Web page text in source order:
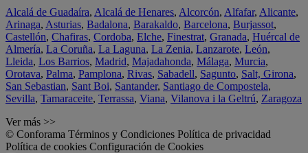
Alcalá de Guadaíra, Alcalá de Henares, Alcorcón, Alfafar, Alicante,
Arinaga, Asturias, Badalona, Barakaldo, Barcelona, Burjassot,
Castellón, Chafiras, Cordoba, Elche, Finestrat, Granada, Huércal de
Almería, La Coruña, La Laguna, La Zenia, Lanzarote, León,
Lleida, Los Barrios, Madrid, Majadahonda, Málaga, Murcia,
Orotava, Palma, Pamplona, Rivas, Sabadell, Sagunto, Salt, Girona,
San Sebastian, Sant Boi, Santander, Santiago de Compostela,
Sevilla, Tamaraceite, Terrassa, Viana, Vilanova i la Geltrú, Zaragoza
Ver más >>
© Conforama Términos y Condiciones Política de privacidad
Política de cookies Configuración de Cookies